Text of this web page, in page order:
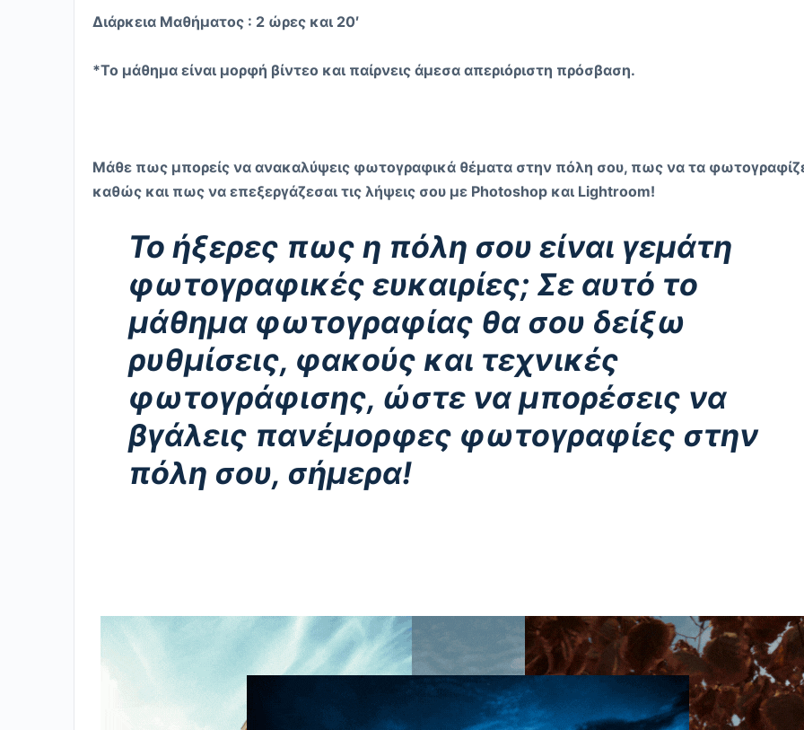
Διάρκεια Μαθήματος : 2 ώρες και 20′
*Το μάθημα είναι μορφή βίντεο και παίρνεις άμεσα απεριόριστη πρόσβαση.
Μάθε πως μπορείς να ανακαλύψεις φωτογραφικά θέματα στην πόλη σου, πως να τα
καθώς και πως να επεξεργάζεσαι τις λήψεις σου με Photoshop και Lightroom!
Το ήξερες πως η πόλη σου είναι γεμάτη
φωτογραφικές ευκαιρίες; Σε αυτό το
μάθημα φωτογραφίας θα σου δείξω
ρυθμίσεις, φακούς και τεχνικές
φωτογράφισης, ώστε να μπορέσεις να
βγάλεις πανέμορφες φωτογραφίες στην
πόλη σου, σήμερα!